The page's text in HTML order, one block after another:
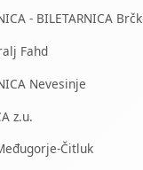
- BILETARNICA
Fahd
Nevesinje
z.u.
Čitluk